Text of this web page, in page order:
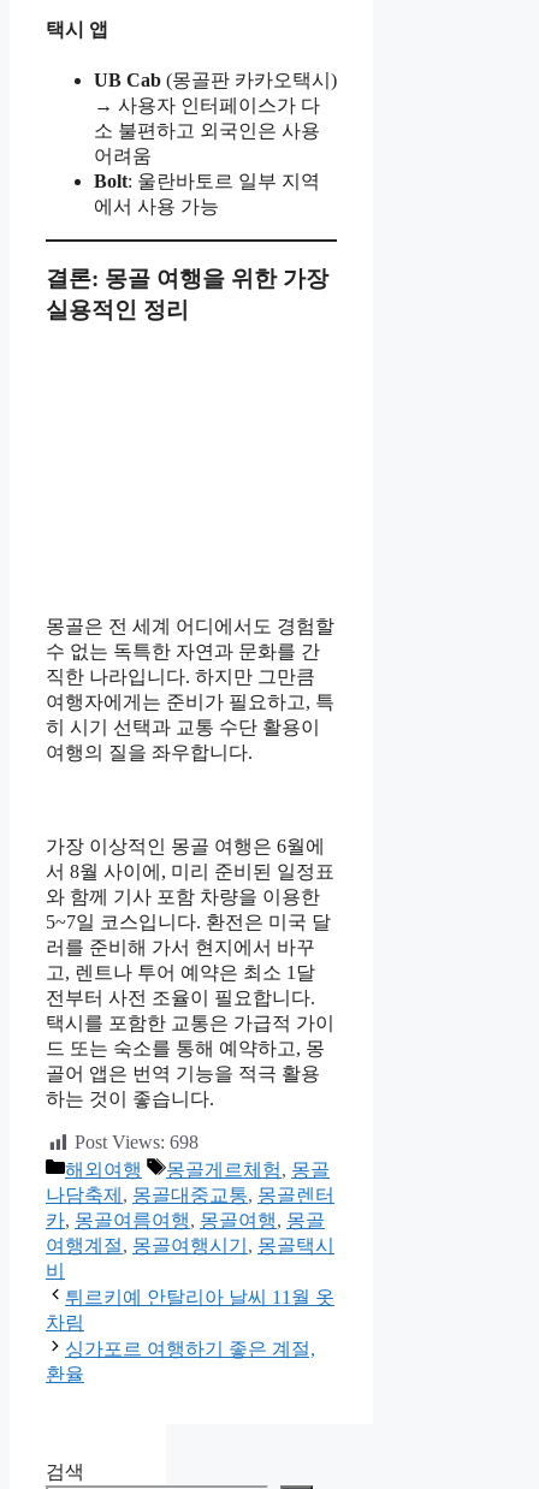
택시 앱
UB Cab (몽골판 카카오택시)
→ 사용자 인터페이스가 다
소 불편하고 외국인은 사용
어려움
Bolt: 울란바토르 일부 지역
에서 사용 가능
결론: 몽골 여행을 위한 가장
실용적인 정리
몽골은 전 세계 어디에서도 경험할
수 없는 독특한 자연과 문화를 간
직한 나라입니다. 하지만 그만큼
여행자에게는 준비가 필요하고, 특
히 시기 선택과 교통 수단 활용이
여행의 질을 좌우합니다.
가장 이상적인 몽골 여행은 6월에
서 8월 사이에, 미리 준비된 일정표
와 함께 기사 포함 차량을 이용한
5~7일 코스입니다. 환전은 미국 달
러를 준비해 가서 현지에서 바꾸
고, 렌트나 투어 예약은 최소 1달
전부터 사전 조율이 필요합니다.
택시를 포함한 교통은 가급적 가이
드 또는 숙소를 통해 예약하고, 몽
골어 앱은 번역 기능을 적극 활용
하는 것이 좋습니다.
Post Views: 698
카
테
고
리
해외여행
태
그
몽골게르체험, 몽골
나담축제 , 몽골대중교통, 몽골렌터
카, 몽골여름여행, 몽골여행, 몽골
여행계절, 몽골여행시기 , 몽골택시
비
튀르키예 안탈리아 날씨 11월 옷
차림
싱가포르 여행하기 좋은 계절,
환율
검색